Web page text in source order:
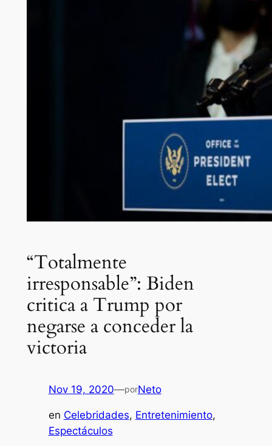
“Totalmente
irresponsable”: Biden
critica a Trump por
negarse a conceder la
victoria
Nov 19, 2020—porNeto
en Celebridades, Entretenimiento
Espectáculos